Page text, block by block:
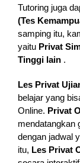
Tutoring juga
(Tes
samping itu,
yaitu Privat
Tinggi lain .
Les Privat
belajar yang
Online. Privat
mendatangkan
dengan jadwal
itu, Les Privat